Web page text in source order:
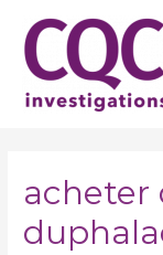
content
acheter